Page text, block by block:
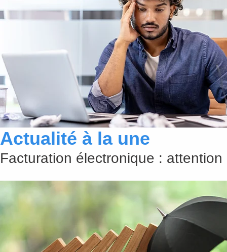
Actualité à la une
Facturation électronique :